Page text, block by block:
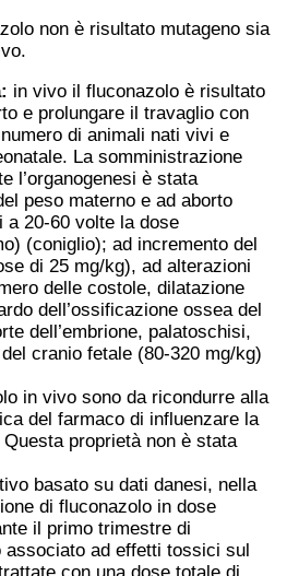
non è risultato mutageno sia
in vivo il fluconazolo è risultato
e prolungare il travaglio con
di animali nati vivi e
La somministrazione
l’organogenesi è stata
peso materno e ad aborto
a 20-60 volte la dose
(coniglio); ad incremento del
di 25 mg/kg), ad alterazioni
delle costole, dilatazione
dell’ossificazione ossea del
dell’embrione, palatoschisi,
cranio fetale (80-320 mg/kg)
in vivo sono da ricondurre alla
del farmaco di influenzare la
proprietà non è stata
basato su dati danesi, nella
di fluconazolo in dose
il primo trimestre di
associato ad effetti tossici sul